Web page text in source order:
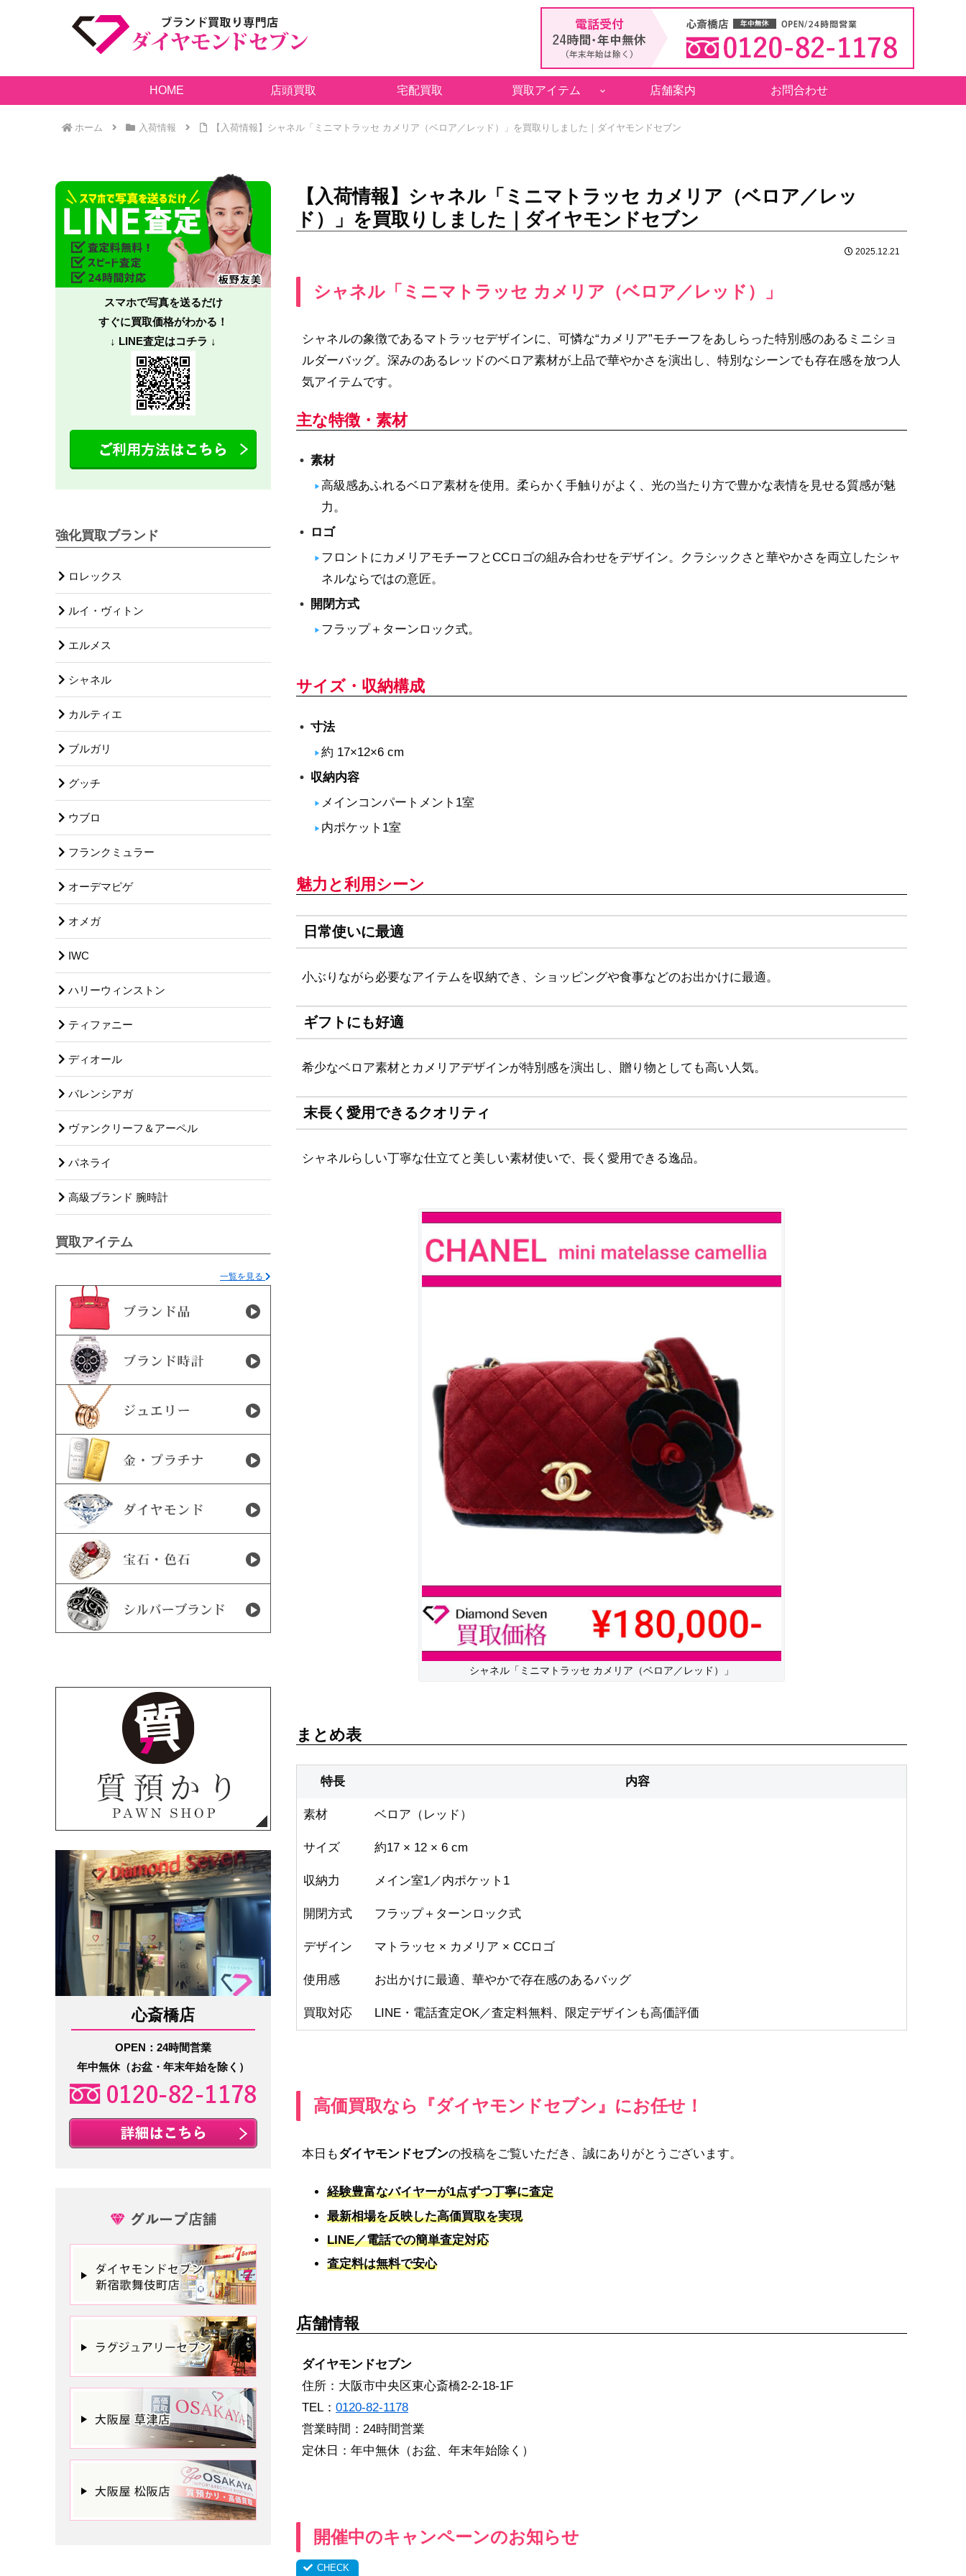
HOME 店頭買取 宅配買取 買取アイテム 店舗案内 お問合わせ
ホーム 入荷情報 【入荷情報】シャネル「ミニマトラッセ カメリア（ベロア／レッド）」を買取りしました｜ダイヤモンドセブン
【入荷情報】シャネル「ミニマトラッセ カメリア（ベロア／レッ
ド）」を買取りしました｜ダイヤモンドセブン
2025.12.21
シャネル「ミニマトラッセ カメリア（ベロア／レッド）」
シャネルの象徴であるマトラッセデザインに、可憐な“カメリア”モチーフをあしらった特別感のあるミニショ
ルダーバッグ。深みのあるレッドのベロア素材が上品で華やかさを演出し、特別なシーンでも存在感を放つ人
気アイテムです。
主な特徴・素材
素材
高級感あふれるベロア素材を使用。柔らかく手触りがよく、光の当たり方で豊かな表情を見せる質感が魅
力。
ロゴ
フロントにカメリアモチーフとCCロゴの組み合わせをデザイン。クラシックさと華やかさを両立したシャ
ネルならではの意匠。
開閉方式
フラップ＋ターンロック式。
サイズ・収納構成
寸法
約 17×12×6 cm
収納内容
メインコンパートメント1室
内ポケット1室
魅力と利用シーン
日常使いに最適
小ぶりながら必要なアイテムを収納でき、ショッピングや食事などのお出かけに最適。
ギフトにも好適
希少なベロア素材とカメリアデザインが特別感を演出し、贈り物としても高い人気。
末長く愛用できるクオリティ
シャネルらしい丁寧な仕立てと美しい素材使いで、長く愛用できる逸品。
シャネル「ミニマトラッセ カメリア（ベロア／レッド）」
まとめ表
特長 内容
素材 ベロア（レッド）
サイズ 約17 × 12 × 6 cm
収納力 メイン室1／内ポケット1
開閉方式 フラップ＋ターンロック式
デザイン マトラッセ × カメリア × CCロゴ
使用感 お出かけに最適、華やかで存在感のあるバッグ
買取対応 LINE・電話査定OK／査定料無料、限定デザインも高価評価
高価買取なら『ダイヤモンドセブン』にお任せ！
本日もダイヤモンドセブンの投稿をご覧いただき、誠にありがとうございます。
経験豊富なバイヤーが1点ずつ丁寧に査定
最新相場を反映した高価買取を実現
LINE／電話での簡単査定対応
査定料は無料で安心
店舗情報
ダイヤモンドセブン
住所：大阪市中央区東心斎橋2-2-18-1F
TEL： 0120-82-1178
営業時間：24時間営業
定休日：年中無休（お盆、年末年始除く）
開催中のキャンペーンのお知らせ
スマホで写真を送るだけ
すぐに買取価格がわかる！
↓ LINE査定はコチラ ↓
強化買取ブランド
ロレックス
ルイ・ヴィトン
エルメス
シャネル
カルティエ
ブルガリ
グッチ
ウブロ
フランクミュラー
オーデマピゲ
オメガ
IWC
ハリーウィンストン
ティファニー
ディオール
バレンシアガ
ヴァンクリーフ＆アーペル
パネライ
高級ブランド 腕時計
買取アイテム
一覧を見る
心斎橋店
OPEN：24時間営業
年中無休（お盆・年末年始を除く）